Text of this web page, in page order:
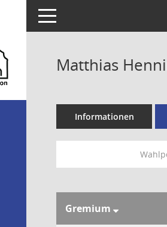
Toggle navigation
Matthias
Informationen
Gremium